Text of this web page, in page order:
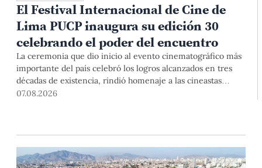
El Festival Internacional de Cine de
Lima PUCP inaugura su edición 30
celebrando el poder del encuentro
La ceremonia que dio inicio al evento cinematográfico más
importante del país celebró los logros alcanzados en tres
décadas de existencia, rindió homenaje a las cineastas
Mariana Rondón y Marité Ugás, y planteó un llamado de
07.08.2026